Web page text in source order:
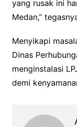
yang rusak ini
Medan,”
Menyikapi
Dinas
menginstalasi
demi